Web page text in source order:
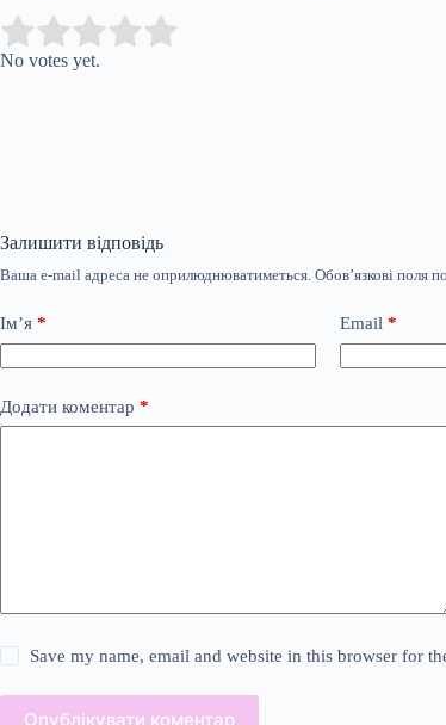
Rate this item:
No votes yet.
Залишити відповідь
Ваша e-mail адреса не оприлюднюватиметься. Обов’язкові поля
Ім’я * Email *
Додати коментар *
Save my name, email and website in this browser for
Опублікувати коментар